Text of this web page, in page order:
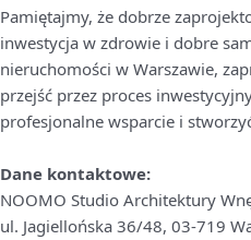
Pamiętajmy, że dobrze
inwestycja w zdrowie i dobre
nieruchomości w Warszawie,
przejść przez proces
profesjonalne wsparcie i
Dane kontaktowe:
NOOMO Studio Architektury
ul. Jagiellońska 36/48, 03-719